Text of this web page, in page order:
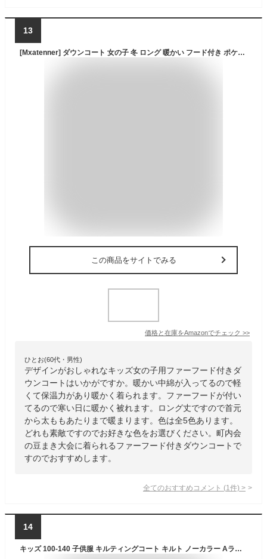
13
[Mxatenner] ダウンコート 女の子 冬 ロング 暖かい フード付き ポケット付き 防風 キッズ服 ダウンジャケット 軽量 冬コート 中綿コート ロングコート 中綿ジャケット 子供服 グリーン 160cm
この商品をサイトでみる
価格と在庫をAmazonでチェック >>
ひとお(60代・男性)
デザインがおしゃれなキッズ女の子用ファーフード付きダ
ウンコートはいかがですか。暖かい中綿が入ってるので軽
くて保温力があり暖かく着られます。ファーフードが付い
てるので寒い日に暖かく被れます。ロング丈ですので首元
から太ももあたりまで暖まります。色は全5色あります。
どれも素敵ですのでお好きな色をお選びください。町内会
の豆まき大会に着られるファーフード付きダウンコートで
すのでおすすめします。
全てのおすすめコメント (1 件) >
14
キッズ 100-140 子供服 キルティングコート キルト ノーカラー Aライン ボア 長袖 無地 男女兼用 親子お揃い メール便不可 coca コカ